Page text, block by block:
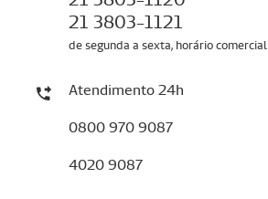
21 3803-1121
de segunda a sexta, horário comercial
Atendimento 24h
0800 970 9087
4020 9087